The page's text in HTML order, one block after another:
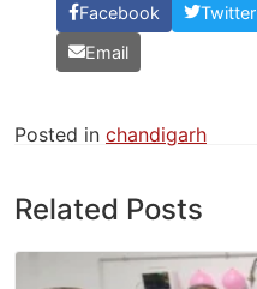
Facebook Twitter
Email
Posted in chandigarh
Related Posts